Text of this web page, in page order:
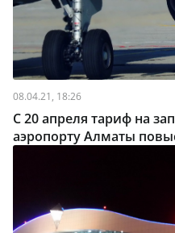
08.04.21, 18:26
С 20 апреля тариф на
аэропорту Алматы